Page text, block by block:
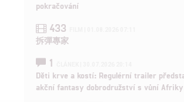
pokračování
433
拆彈專家
1
Děti krve a kostí: Regulérní trailer
akční fantasy dobrodružství s vůní Afriky